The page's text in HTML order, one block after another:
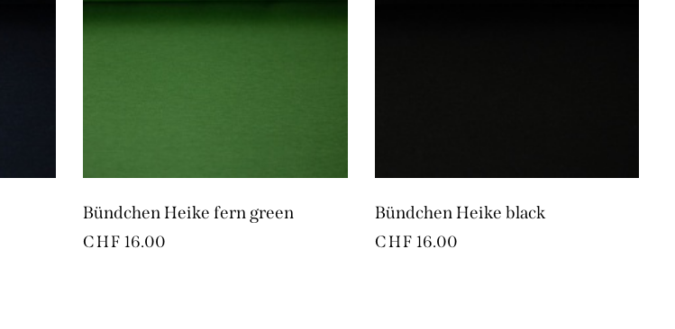
Bündchen Heike fern green
CHF 16.00
Bündchen Heike black
CHF 16.00